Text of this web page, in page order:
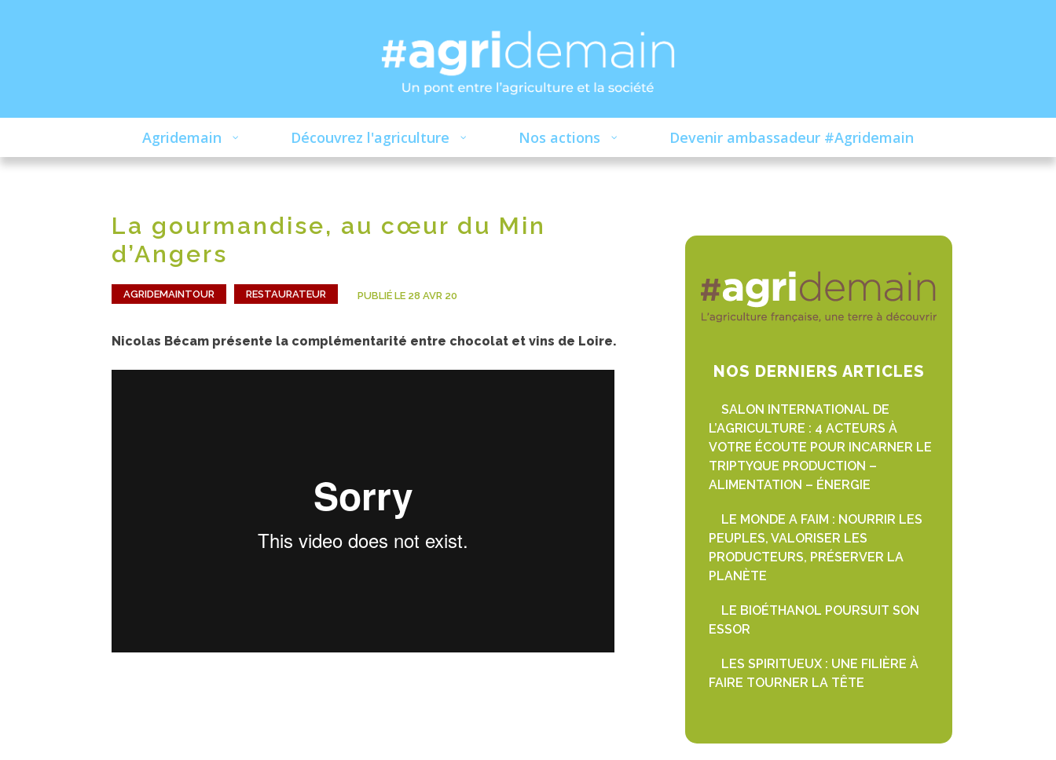
Agridemain Découvrez l'agriculture Nos actions Devenir ambassadeur #Agridemain
La gourmandise, au cœur du Min
d’Angers
AGRIDEMAINTOUR RESTAURATEUR PUBLIÉ LE 28 AVR 20
Nicolas Bécam présente la complémentarité entre chocolat et vins de Loire.
NOS DERNIERS ARTICLES
SALON INTERNATIONAL DE
L’AGRICULTURE : 4 ACTEURS À
VOTRE ÉCOUTE POUR INCARNER LE
TRIPTYQUE PRODUCTION –
ALIMENTATION – ÉNERGIE
LE MONDE A FAIM : NOURRIR LES
PEUPLES, VALORISER LES
PRODUCTEURS, PRÉSERVER LA
PLANÈTE
LE BIOÉTHANOL POURSUIT SON
ESSOR
LES SPIRITUEUX : UNE FILIÈRE À
FAIRE TOURNER LA TÊTE